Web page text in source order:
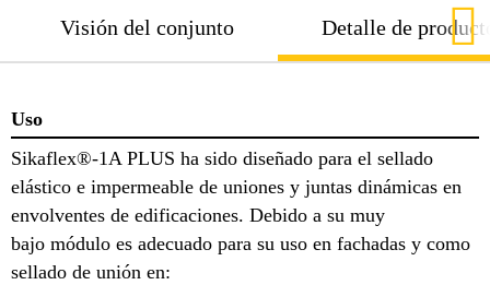
Visión del conjunto Detalle de
Uso
Sikaflex®-1A PLUS ha sido diseñado para el sellado
elástico e impermeable de uniones y juntas dinámicas en
envolventes de edificaciones. Debido a su muy
bajo módulo es adecuado para su uso en fachadas y como
sellado de unión en: